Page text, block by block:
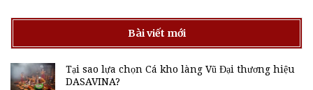
Bài viết mới
Tại sao lựa chọn Cá kho làng Vũ Đại thương hiệu
DASAVINA?